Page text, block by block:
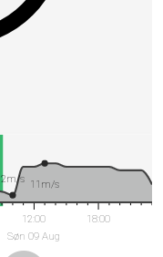
12:00
Søn 09 Aug
18:00
11m/s
2m/s